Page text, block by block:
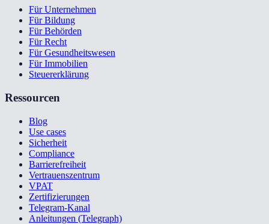
Für Unternehmen
Für Bildung
Für Behörden
Für Recht
Für Gesundheitswesen
Für Immobilien
Steuererklärung
Ressourcen
Blog
Use cases
Sicherheit
Compliance
Barrierefreiheit
Vertrauenszentrum
VPAT
Zertifizierungen
Telegram-Kanal
Anleitungen (Telegraph)